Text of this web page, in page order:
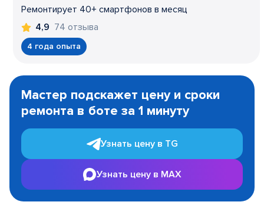
Ремонтирует 40+ смартфонов в месяц
4,9 74 отзыва
4 года опыта
1
Мастер подскажет цену и сроки
ремонта в боте за 1 минуту
Узнать цену в TG
Узнать цену в MAX